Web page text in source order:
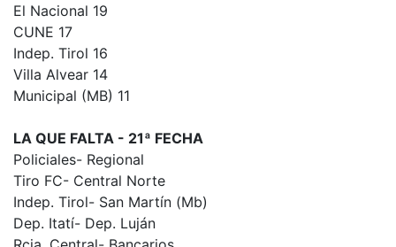
El Nacional 19
CUNE 17
Indep. Tirol 16
Villa Alvear 14
Municipal (MB) 11
LA QUE FALTA - 21ª FECHA
Policiales- Regional
Tiro FC- Central Norte
Indep. Tirol- San Martín (Mb)
Dep. Itatí- Dep. Luján